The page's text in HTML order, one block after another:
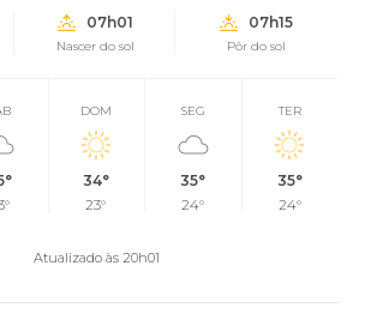
07h01
Nascer do sol
07h15
Pôr do sol
DOM
34°
23°
SEG
35°
24°
TER
35°
24°
Atualizado às 20h01